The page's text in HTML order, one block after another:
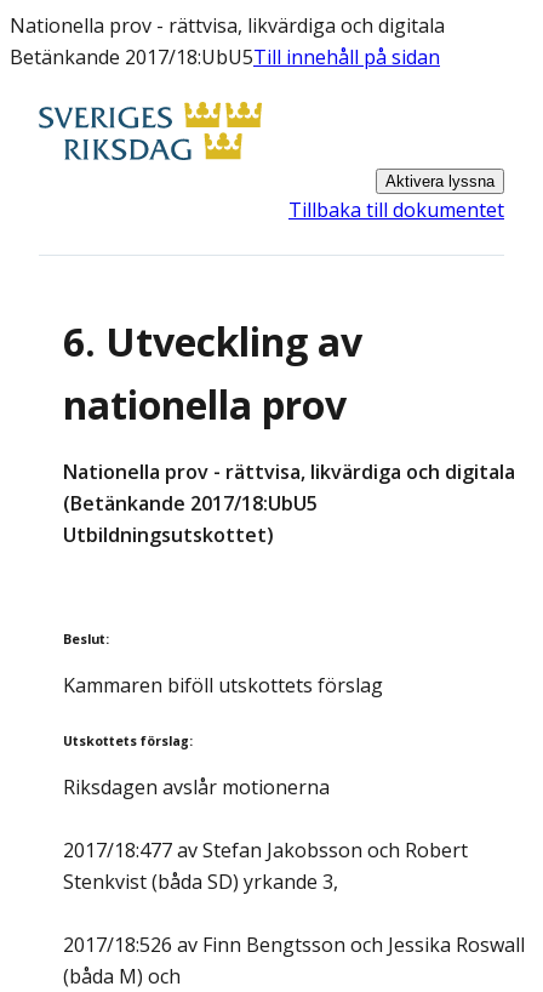
Nationella prov - rättvisa, likvärdiga och digitala
Betänkande 2017/18:UbU5Till innehåll på sidan
Aktivera lyssna
Tillbaka till dokumentet
6. Utveckling av
nationella prov
Nationella prov - rättvisa, likvärdiga och digitala
(Betänkande 2017/18:UbU5
Utbildningsutskottet)
Beslut:
Kammaren biföll utskottets förslag
Utskottets förslag:
Riksdagen avslår motionerna
2017/18:477 av Stefan Jakobsson och Robert
Stenkvist (båda SD) yrkande 3,
2017/18:526 av Finn Bengtsson och Jessika Roswall
(båda M) och